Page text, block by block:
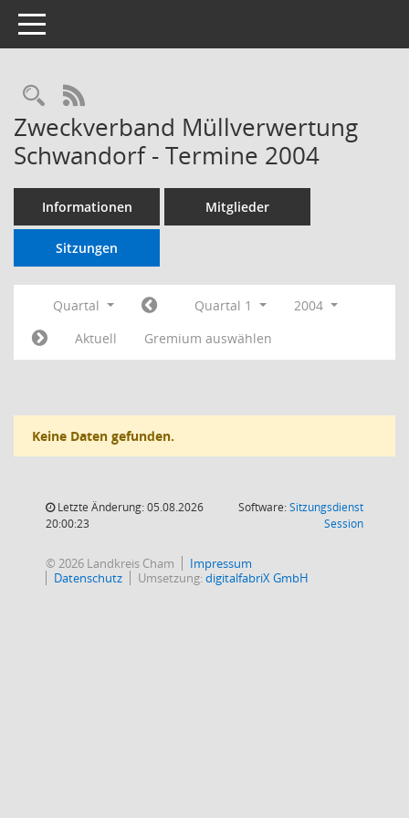
Toggle navigation
RSS-Feed
Zweckverband Müllverwertung
Schwandorf - Termine 2004
Informationen Mitglieder
Sitzungen
Quartal Quartal 1
2004
Aktuell
Gremium auswählen
Keine Daten gefunden.
Letzte Änderung: 05.08.2026
20:00:23
Software:Sitzungsdienst
Session(Wird in
© 2026 Landkreis Cham
Impressum
Datenschutz
Umsetzung:digitalfabriX GmbH